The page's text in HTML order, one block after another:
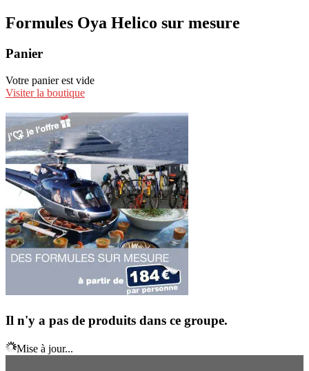
Formules Oya Helico sur mesure
Panier
Votre panier est vide
Visiter la boutique
Il n'y a pas de produits dans ce groupe.
Mise à jour...